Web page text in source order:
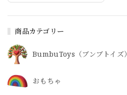
商品カテゴリー
BumbuToys（ブンブトイズ）
おもちゃ